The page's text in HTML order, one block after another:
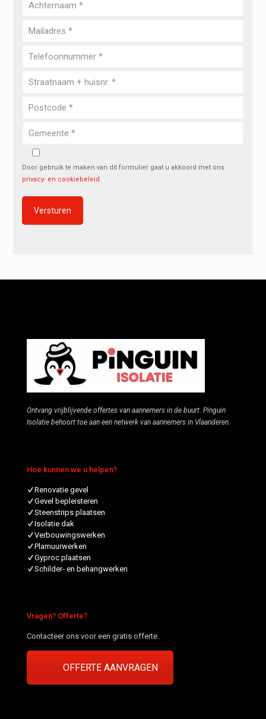
Door gebruik te maken van dit formulier gaat u akkoord met ons
privacy- en cookiebeleid.
Ontvang vrijblijvende offertes van aannemers in de buurt. Pinguin
Isolatie behoort toe aan een netwerk van aannemers in Vlaanderen.
Hoe kunnen we u helpen?
Renovatie gevel
Gevel bepleisteren
Steenstrips plaatsen
Isolatie dak
Verbouwingswerken
Plamuurwerken
Gyproc plaatsen
Schilder- en behangwerken
Vragen? Offerte?
Contacteer ons voor een gratis offerte.
OFFERTE AANVRAGEN